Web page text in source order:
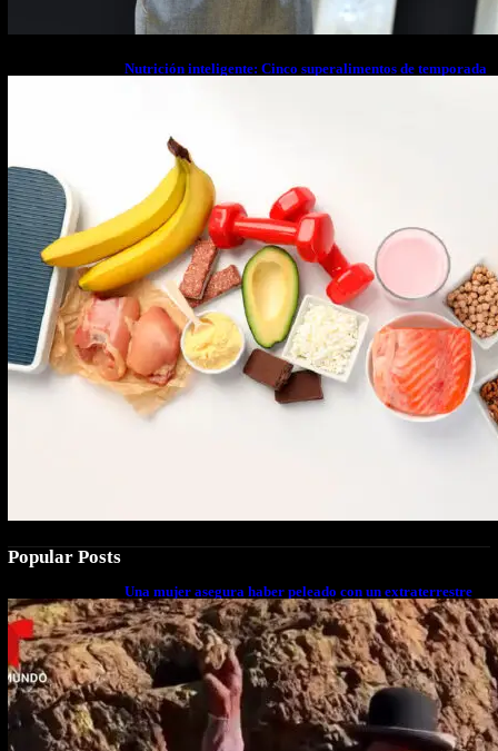
Nutrición inteligente: Cinco superalimentos de temporada
Popular Posts
Una mujer asegura haber peleado con un extraterrestre
cuerpo a cuerpo